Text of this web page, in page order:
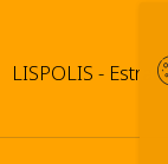
LISPOLIS -